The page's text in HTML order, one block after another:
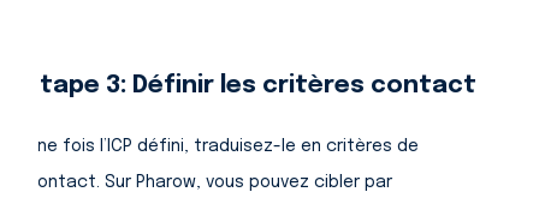
Étape 3: Définir les critères contact
Une fois l’ICP défini, traduisez-le en critères de
contact. Sur Pharow, vous pouvez cibler par